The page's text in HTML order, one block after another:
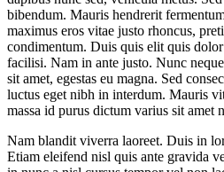
bibendum. Mauris hendrerit
maximus eros vitae justo rhoncus,
condimentum. Duis quis elit quis
facilisi. Nam in ante justo. Nunc
sit amet, egestas eu magna. Sed
luctus eget nibh in interdum. Mauris
massa id purus dictum varius sit amet
Nam blandit viverra laoreet. Duis in
Etiam eleifend nisl quis ante gravida